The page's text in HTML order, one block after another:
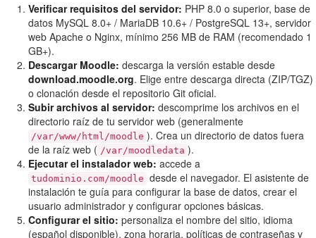
Verificar requisitos del servidor: PHP 8.0 o superior, base de
datos MySQL 8.0+ / MariaDB 10.6+ / PostgreSQL 13+, servidor
web Apache o Nginx, mínimo 256 MB de RAM (recomendado 1
GB+).
Descargar Moodle: descarga la versión estable desde
download.moodle.org. Elige entre descarga directa (ZIP/TGZ)
o clonación desde el repositorio Git oficial.
Subir archivos al servidor: descomprime los archivos en el
directorio raíz de tu servidor web (generalmente
/var/www/html/moodle ). Crea un directorio de datos fuera
de la raíz web ( /var/moodledata ).
Ejecutar el instalador web: accede a
tudominio.com/moodle desde el navegador. El asistente de
instalación te guía para configurar la base de datos, crear el
usuario administrador y configurar opciones básicas.
Configurar el sitio: personaliza el nombre del sitio, idioma
(español disponible), zona horaria, políticas de contraseñas y